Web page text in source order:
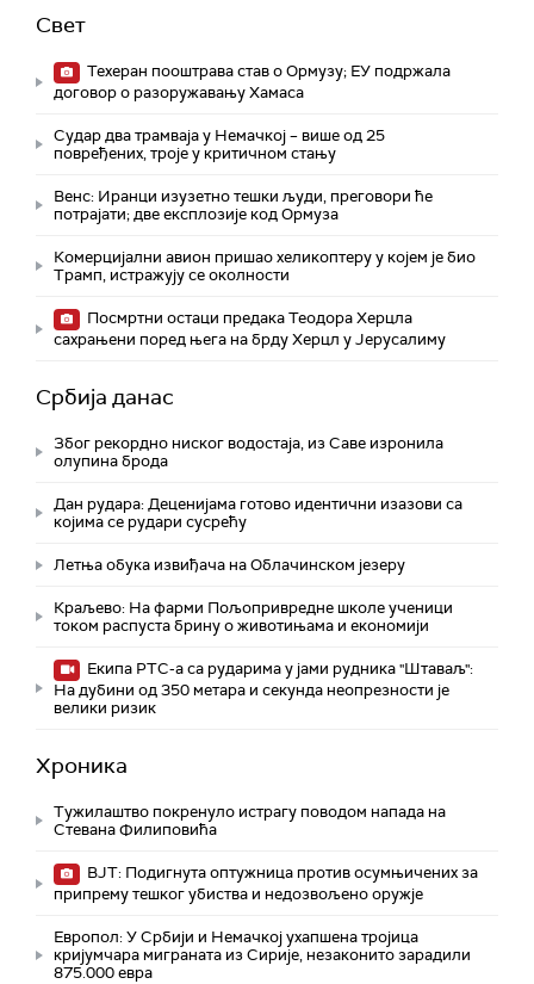
Свет
Техеран пооштрава став о Ормузу; ЕУ подржала
договор о разоружавању Хамаса
Судар два трамваја у Немачкој – више од 25
повређених, троје у критичном стању
Венс: Иранци изузетно тешки људи, преговори ће
потрајати; две експлозије код Ормуза
Комерцијални авион пришао хеликоптеру у којем је био
Трамп, истражују се околности
Посмртни остаци предака Теодора Херцла
сахрањени поред њега на брду Херцл у Јерусалиму
Србија данас
Због рекордно ниског водостаја, из Саве изронила
олупина брода
Дан рудара: Деценијама готово идентични изазови са
којима се рудари сусрећу
Летња обука извиђача на Облачинском језеру
Краљево: На фарми Пољопривредне школе ученици
током распуста брину о животињама и економији
Екипа РТС-а са рударима у јами рудника "Штаваљ":
На дубини од 350 метара и секунда неопрезности је
велики ризик
Хроника
Тужилаштво покренуло истрагу поводом напада на
Стевана Филиповића
ВЈТ: Подигнута оптужница против осумњичених за
припрему тешког убиства и недозвољено оружје
Европол: У Србији и Немачкој ухапшена тројица
кријумчара миграната из Сирије, незаконито зарадили
875.000 евра